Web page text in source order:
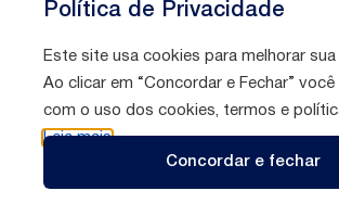
Políticas de
Todos direitos
Brasil S/A
Política de Privacidade
Este site usa cookies para melhorar sua
Ao clicar em “Concordar e Fechar”
com o uso dos cookies, termos e
Leia mais
Concordar e fechar